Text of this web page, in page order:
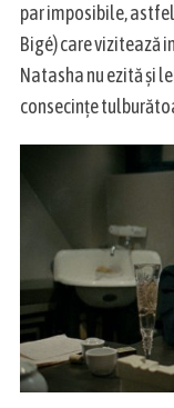
par imposibile,
Bigé) care vizitează
Natasha nu ezită și
consecințe S
h
f
o
r